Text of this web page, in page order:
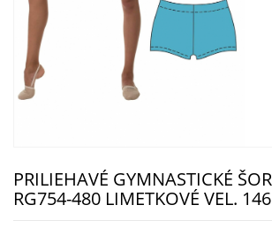
PRILIEHAVÉ GYMNASTICKÉ
RG754-480 LIMETKOVÉ VEL. 146